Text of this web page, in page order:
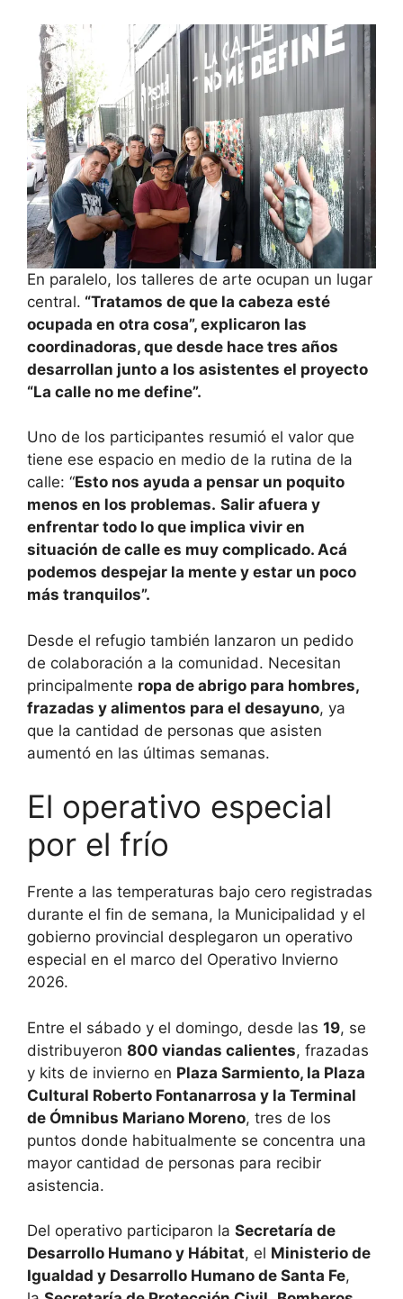
En paralelo, los talleres de arte ocupan un lugar
central. “Tratamos de que la cabeza esté
ocupada en otra cosa”, explicaron las
coordinadoras, que desde hace tres años
desarrollan junto a los asistentes el proyecto
“La calle no me define”.
Uno de los participantes resumió el valor que
tiene ese espacio en medio de la rutina de la
calle: “Esto nos ayuda a pensar un poquito
menos en los problemas. Salir afuera y
enfrentar todo lo que implica vivir en
situación de calle es muy complicado. Acá
podemos despejar la mente y estar un poco
más tranquilos”.
Desde el refugio también lanzaron un pedido
de colaboración a la comunidad. Necesitan
principalmente ropa de abrigo para hombres,
frazadas y alimentos para el desayuno, ya
que la cantidad de personas que asisten
aumentó en las últimas semanas.
El operativo especial
por el frío
Frente a las temperaturas bajo cero registradas
durante el fin de semana, la Municipalidad y el
gobierno provincial desplegaron un operativo
especial en el marco del Operativo Invierno
2026.
Entre el sábado y el domingo, desde las 19, se
distribuyeron 800 viandas calientes, frazadas
y kits de invierno en Plaza Sarmiento, la Plaza
Cultural Roberto Fontanarrosa y la Terminal
de Ómnibus Mariano Moreno, tres de los
puntos donde habitualmente se concentra una
mayor cantidad de personas para recibir
asistencia.
Del operativo participaron la Secretaría de
Desarrollo Humano y Hábitat, el Ministerio de
Igualdad y Desarrollo Humano de Santa Fe,